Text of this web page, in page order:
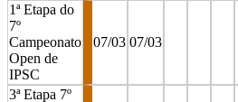
1ª Etapa do
7º
Campeonato
Open de
IPSC
07/03 07/03
3ª Etapa 7º